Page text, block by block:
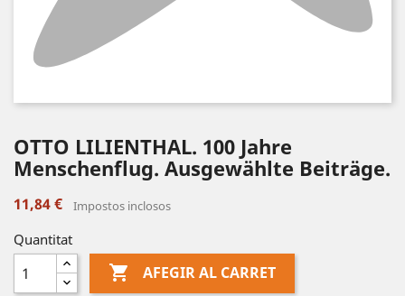
OTTO LILIENTHAL. 100 Jahre
Menschenflug. Ausgewählte Beiträge.
11,84 € Impostos inclosos
Quantitat
 AFEGIR AL CARRET